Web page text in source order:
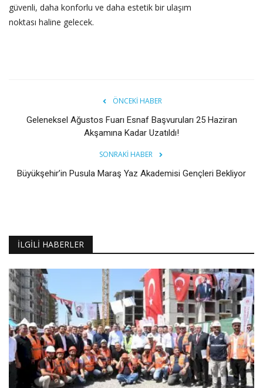
güvenli, daha konforlu ve daha estetik bir ulaşım
noktası haline gelecek.
ÖNCEKI HABER
Geleneksel Ağustos Fuarı Esnaf Başvuruları 25 Haziran
Akşamına Kadar Uzatıldı!
SONRAKI HABER
Büyükşehir’in Pusula Maraş Yaz Akademisi Gençleri Bekliyor
İLGILI HABERLER